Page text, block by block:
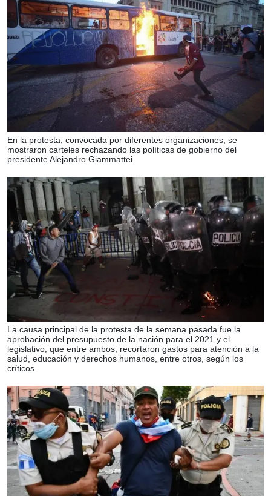
En la protesta, convocada por diferentes organizaciones, se
mostraron carteles rechazando las políticas de gobierno del
presidente Alejandro Giammattei.
La causa principal de la protesta de la semana pasada fue la
aprobación del presupuesto de la nación para el 2021 y el
legislativo, que entre ambos, recortaron gastos para atención a la
salud, educación y derechos humanos, entre otros, según los
críticos.